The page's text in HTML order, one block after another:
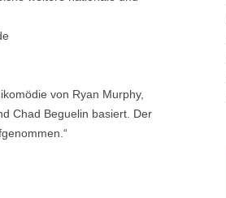
von Ryan Murphy,
Chad Beguelin basiert. Der